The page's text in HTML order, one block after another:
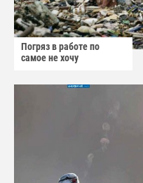
Погряз в работе по
самое не хочу